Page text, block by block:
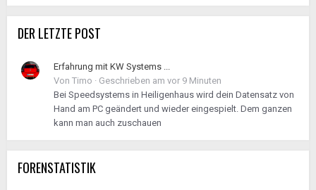
DER LETZTE POST
Erfahrung mit KW Systems ...
Von Timo · Geschrieben am vor 9 Minuten
Bei Speedsystems in Heiligenhaus wird dein Datensatz von
Hand am PC geändert und wieder eingespielt. Dem ganzen
kann man auch zuschauen
FORENSTATISTIK